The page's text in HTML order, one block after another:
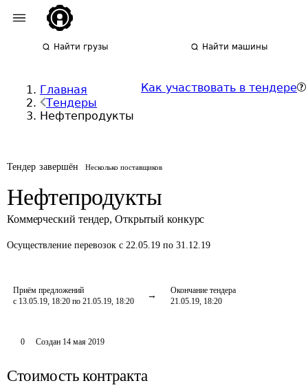
Найти грузы Найти машины
Главная
Тендеры
Нефтепродукты
Как участвовать в тендере
Тендер завершён Несколько поставщиков
Нефтепродукты
Коммерческий тендер, Открытый конкурс
Осуществление перевозок с 22.05.19 по 31.12.19
Приём предложений
с 13.05.19, 18:20 по 21.05.19, 18:20
Окончание тендера
21.05.19, 18:20
0 Создан 14 мая 2019
Стоимость контракта